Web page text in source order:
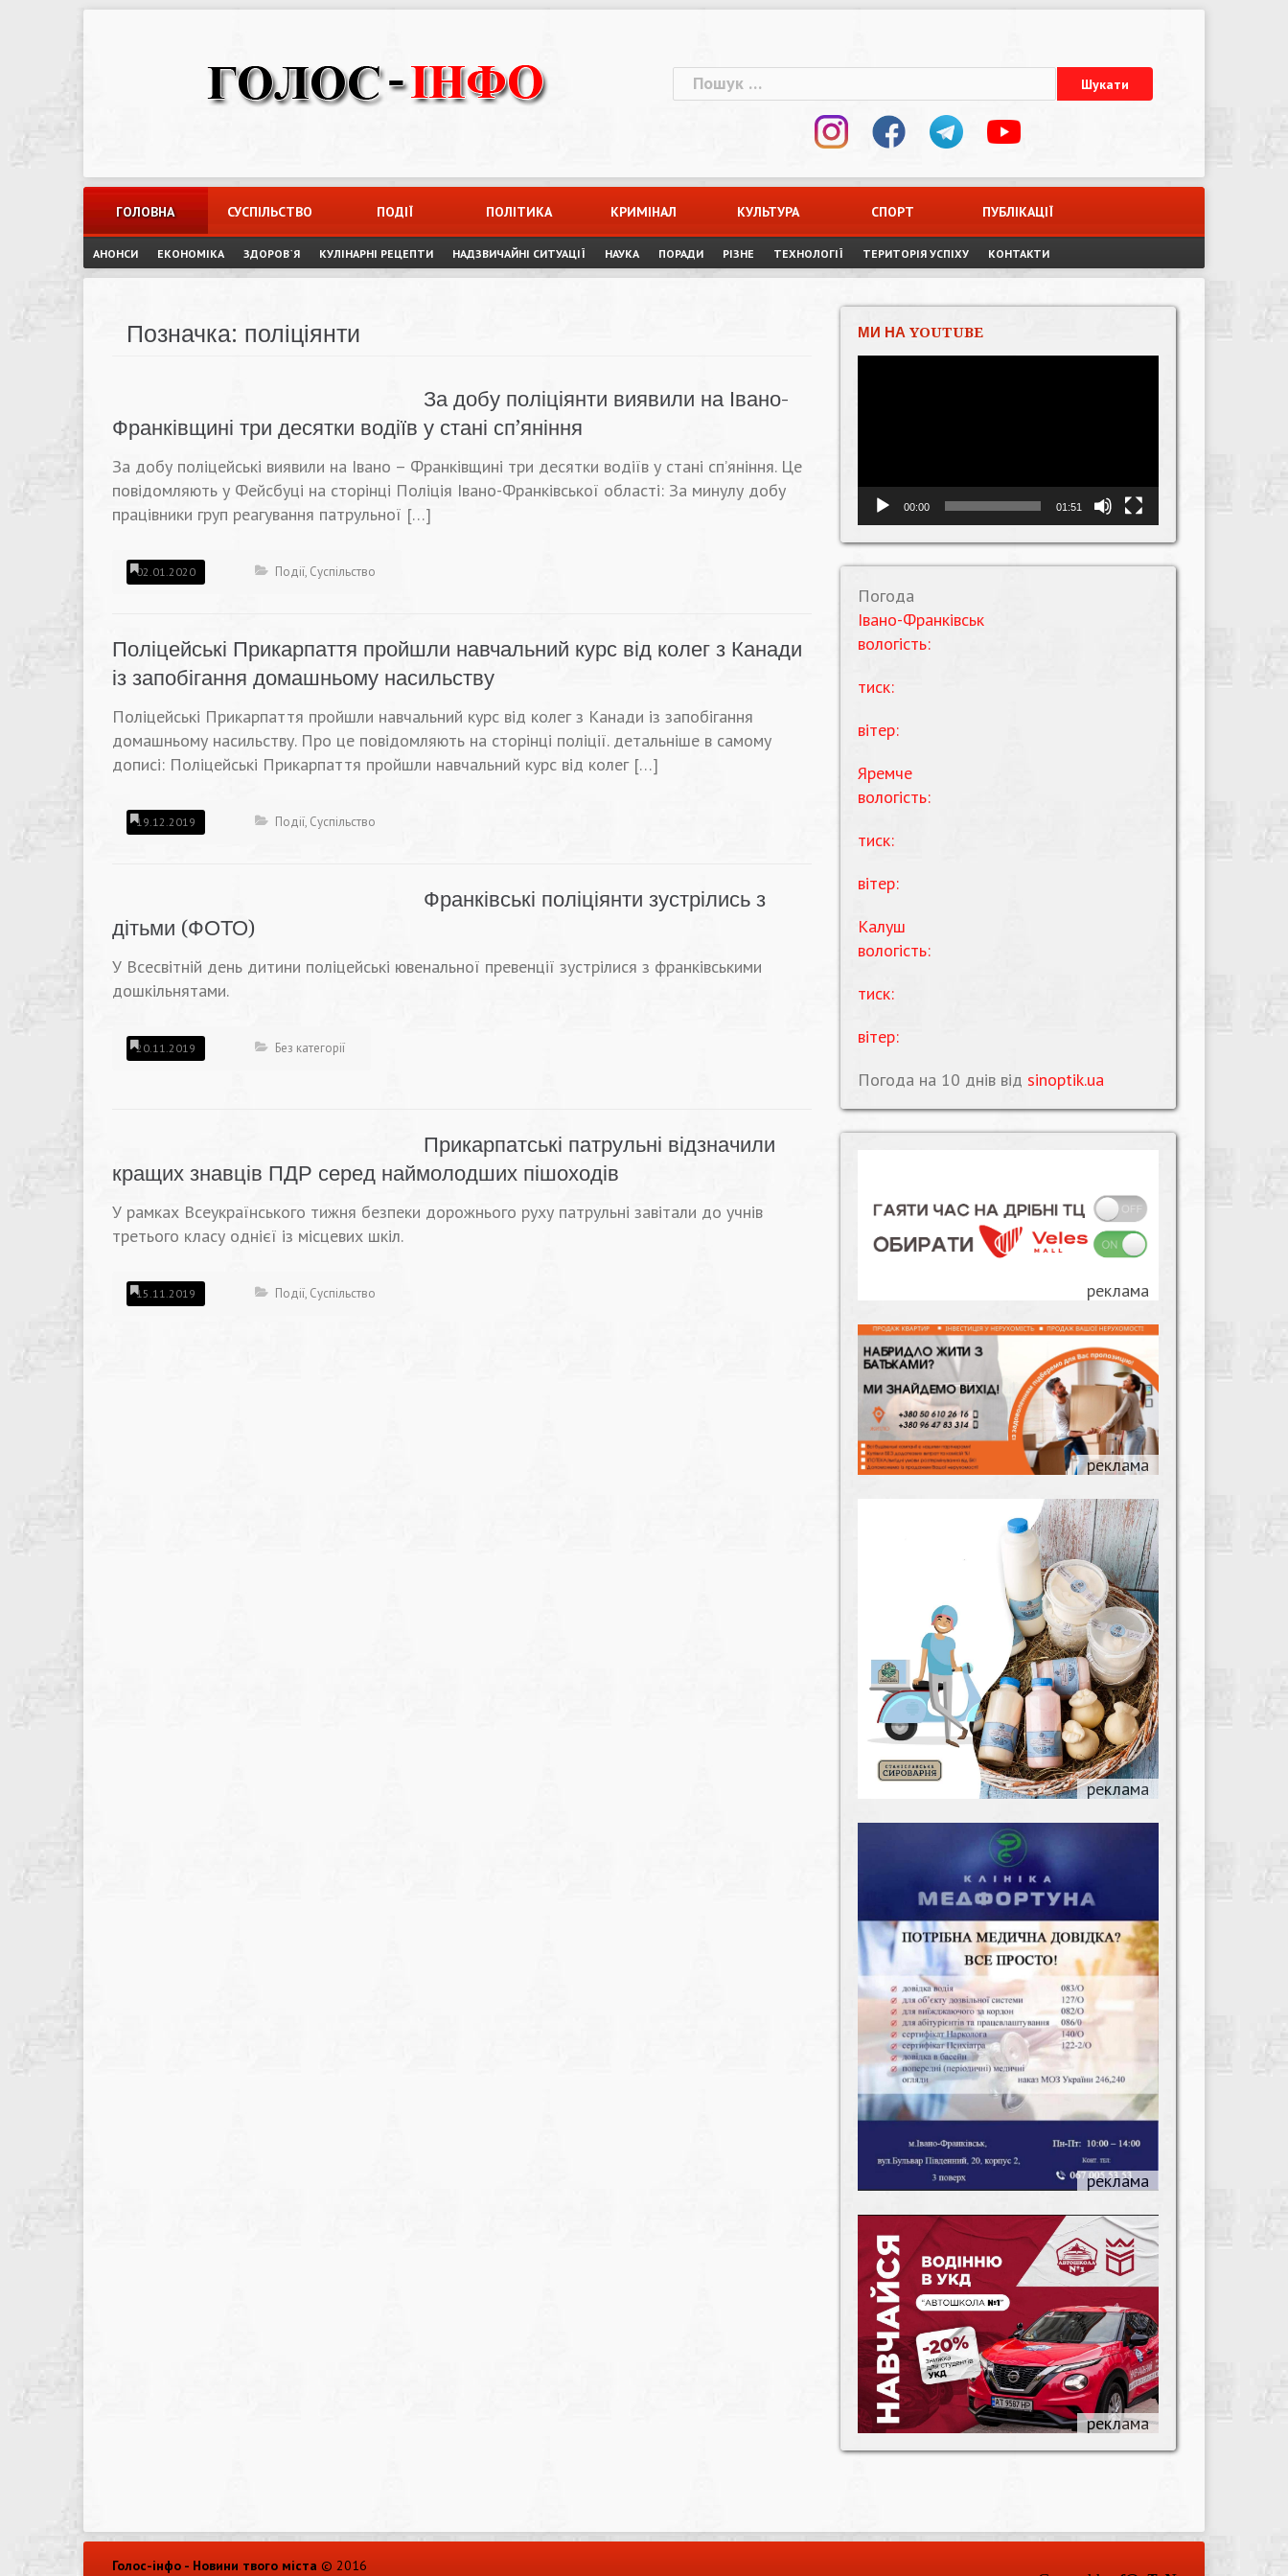
Пошук:
ГОЛОВНА СУСПІЛЬСТВО ПОДІЇ ПОЛІТИКА КРИМІНАЛ КУЛЬТУРА СПОРТ ПУБЛІКАЦІЇ
АНОНСИ ЕКОНОМІКА ЗДОРОВ`Я КУЛІНАРНІ РЕЦЕПТИ НАДЗВИЧАЙНІ СИТУАЦІЇ НАУКА ПОРАДИ РІЗНЕ ТЕХНОЛОГІЇ ТЕРИТОРІЯ УСПІХУ КОНТАКТИ
Позначка: поліціянти
За добу поліціянти виявили на Івано-
Франківщині три десятки водіїв у стані сп’яніння
За добу поліцейські виявили на Івано – Франківщині три десятки водіїв у стані сп’яніння. Це
повідомляють у Фейсбуці на сторінці Поліція Івано-Франківської області: За минулу добу
працівники груп реагування патрульної […]
02.01.2020 Події, Суспільство
Поліцейські Прикарпаття пройшли навчальний курс від колег з Канади
із запобігання домашньому насильству
Поліцейські Прикарпаття пройшли навчальний курс від колег з Канади із запобігання
домашньому насильству. Про це повідомляють на сторінці поліції. детальніше в самому
дописі: Поліцейські Прикарпаття пройшли навчальний курс від колег […]
19.12.2019 Події, Суспільство
Франківські поліціянти зустрілись з
дітьми (ФОТО)
У Всесвітній день дитини поліцейські ювенальної превенції зустрілися з франківськими
дошкільнятами.
20.11.2019 Без категорії
Прикарпатські патрульні відзначили
кращих знавців ПДР серед наймолодших пішоходів
У рамках Всеукраїнського тижня безпеки дорожнього руху патрульні завітали до учнів
третього класу однієї із місцевих шкіл.
15.11.2019 Події, Суспільство
МИ НА YOUTUBE
00:00 01:51
Погода
Івано-Франківськ
вологість:
тиск:
вітер:
Яремче
вологість:
тиск:
вітер:
Калуш
вологість:
тиск:
вітер:
Погода на 10 днів від sinoptik.ua
Голос-інфо - Новини твого міста © 2016